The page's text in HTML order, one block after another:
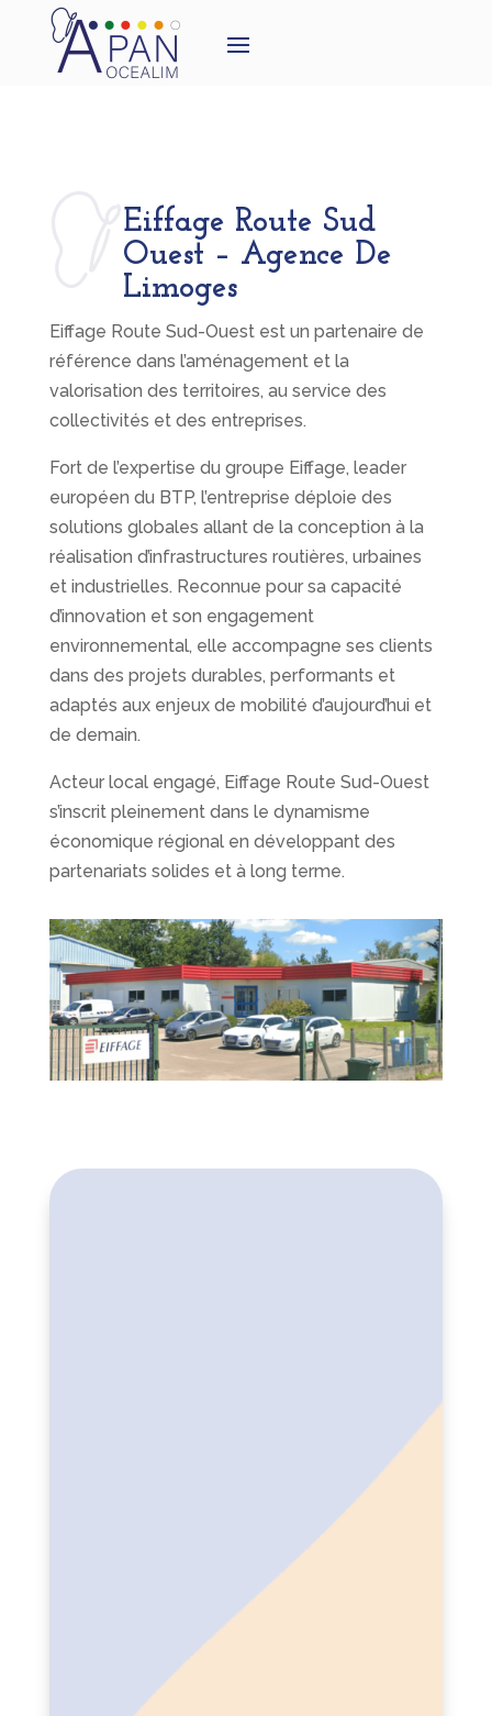
Eiffage Route Sud
Ouest – Agence De
Limoges
Eiffage Route Sud-Ouest est un partenaire de
référence dans l’aménagement et la
valorisation des territoires, au service des
collectivités et des entreprises.
Fort de l’expertise du groupe Eiffage, leader
européen du BTP, l’entreprise déploie des
solutions globales allant de la conception à la
réalisation d’infrastructures routières, urbaines
et industrielles. Reconnue pour sa capacité
d’innovation et son engagement
environnemental, elle accompagne ses clients
dans des projets durables, performants et
adaptés aux enjeux de mobilité d’aujourd’hui et
de demain.
Acteur local engagé, Eiffage Route Sud-Ouest
s’inscrit pleinement dans le dynamisme
économique régional en développant des
partenariats solides et à long terme.